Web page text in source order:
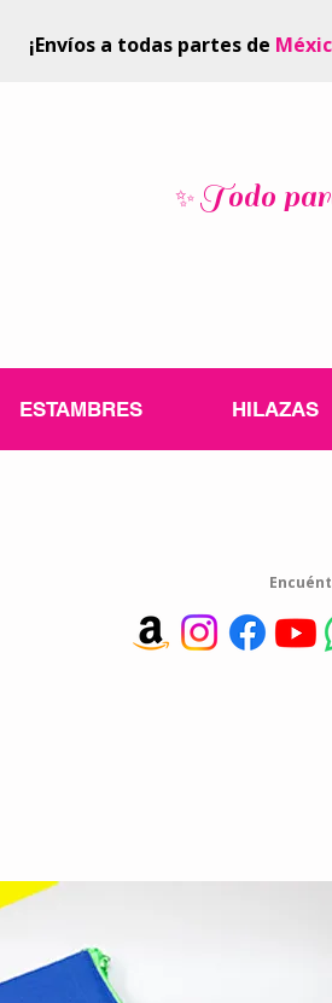
¡Envíos a todas partes de
✨ Todo
ESTAMBRES HILAZAS